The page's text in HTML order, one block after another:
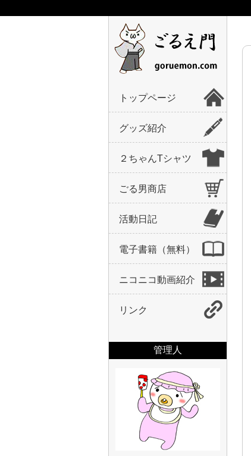
トップページ
グッズ紹介
２ちゃんTシャツ
ごる男商店
活動日記
電子書籍（無料）
ニコニコ動画紹介
リンク
管理人